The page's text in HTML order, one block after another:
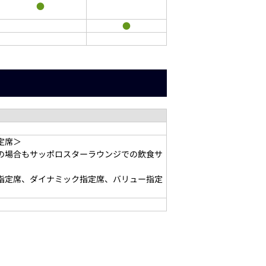
●
●
席＞
合もサッポロスターラウンジでの飲食サ
席、ダイナミック指定席、バリュー指定